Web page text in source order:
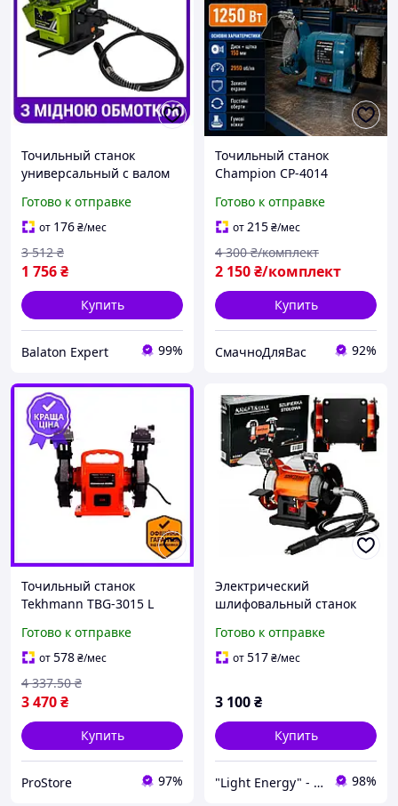
Точильный станок
универсальный с валом
точило для ножей и
ножниц станок для
заточки инструментов
MS350
Готово к отправке
от 176₴/мес
1 756₴
3 512 ₴
Купить
Balaton Expert 99%
Точильный станок
Champion CP-4014
Диск щетка 2 в 1 1250 Вт
150 мм 2950 мин. Верстак
для заточки инструмент
Готово к отправке
от215₴/мес
2 150₴/комплект
4 300 ₴/комплект
Купить
СмачноДляВас 92%
Точильный станок
Tekhmann TBG-3015 L
заточки инструментов и
удаления кромок
Готово к отправке
от578₴/мес
3 470₴
4 337.50 ₴
Купить
ProStore 97%
Электрический
шлифовальный станок
для заточки
инструментов
Готово к отправке
от517₴/мес
3 100₴
Купить
"Light Energy" - интернет-магазин 98%